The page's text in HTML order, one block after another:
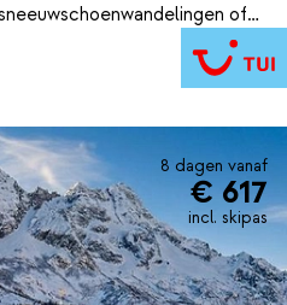
of
8 dagen vanaf
€ 617
incl. skipas